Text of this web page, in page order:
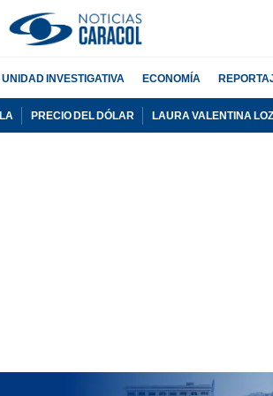
UNIDAD INVESTIGATIVA ECONOMÍA
PRECIO DEL DÓLAR LAURA VALENTINA